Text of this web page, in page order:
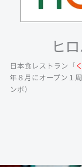
ヒ
日本食レストラン「
年８月にオープン１
ンボ）